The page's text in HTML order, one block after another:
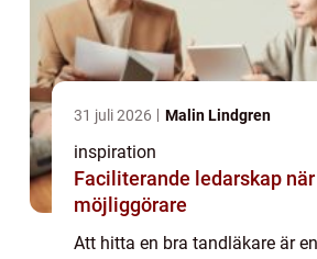
31 juli 2026 Malin Lindgren
inspiration
Faciliterande ledarskap när chefen blir
möjliggörare
Att hitta en bra tandläkare är